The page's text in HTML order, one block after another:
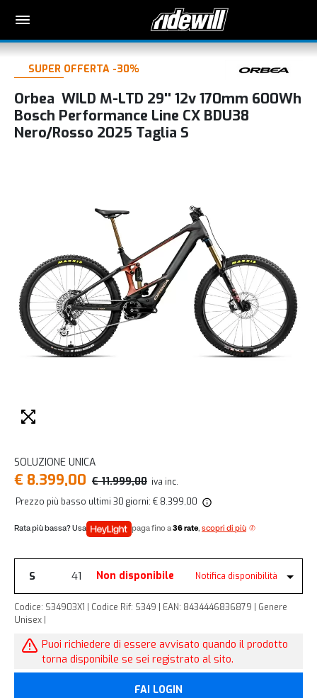
SUPER OFFERTA -30%
Orbea WILD M-LTD 29'' 12v 170mm 600Wh
Bosch Performance Line CX BDU38
Nero/Rosso 2025 Taglia S
SOLUZIONE UNICA
€ 8.399,00 € 11.999,00 iva inc.
Prezzo più basso ultimi 30 giorni: € 8.399,00
paga fino a36 rate, scopri di più
S 41 Non disponibile Notifica disponibilità
Codice: S34903X1 | Codice Rif: S349 | EAN: 8434446836879 | Genere
Unisex |
Puoi richiedere di essere avvisato quando il prodotto
torna disponibile se sei registrato al sito.
FAI LOGIN